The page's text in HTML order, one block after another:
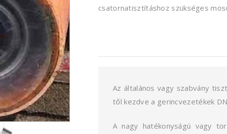
csatornatisztításhoz szükséges
Az általános vagy szabvány
től kezdve a gerincvezetékek
A nagy hatékonyságú vagy